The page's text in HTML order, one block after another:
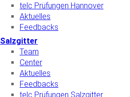
telc Prüfungen Hannover
Aktuelles
Feedbacks
Salzgitter
Team
Center
Aktuelles
Feedbacks
telc Prüfungen Salzgitter